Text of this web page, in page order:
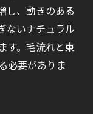
し、動きのある
ないナチュラル
す。毛流れと束
必要がありま